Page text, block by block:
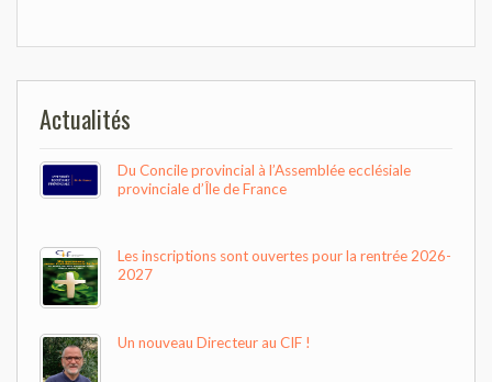
l’article
Actualités
Du Concile provincial à l’Assemblée ecclésiale
provinciale d’Île de France
Les inscriptions sont ouvertes pour la rentrée 2026-
2027
Un nouveau Directeur au CIF !